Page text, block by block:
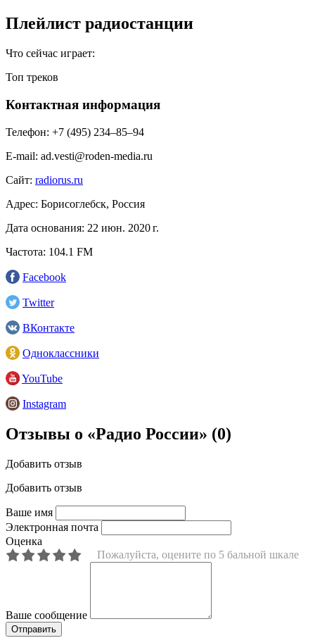
Плейлист радиостанции
Что сейчас играет:
Топ треков
Контактная информация
Телефон: +7 (495) 234‒85‒94
E-mail: ad.vesti@roden-media.ru
Сайт: radiorus.ru
Адрес: Борисоглебск, Россия
Дата основания: 22 июн. 2020 г.
Частота: 104.1 FM
Facebook
Twitter
ВКонтакте
Одноклассники
YouTube
Instagram
Отзывы о «Радио России» (0)
Добавить отзыв
Добавить отзыв
Ваше имя
Электронная почта
Оценка
Пожалуйста, оцените по 5 бальной шкале
Ваше сообщение